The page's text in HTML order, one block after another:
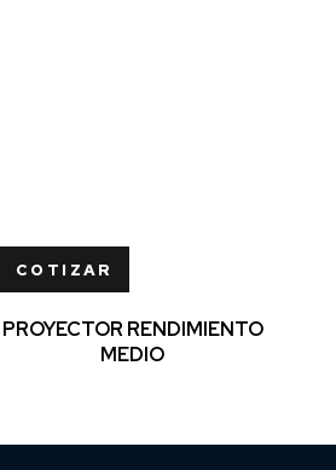
COTIZAR
PROYECTOR RENDIMIENTO
MEDIO